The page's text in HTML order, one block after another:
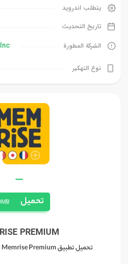
يتطلب اندرويد
تاريخ التحديث
الشركة المطورة
نوع التهكير
—
تحميل
PREMIUM
تحميل تطبيق Memrise Premium مهكر 2026 للاندرويد